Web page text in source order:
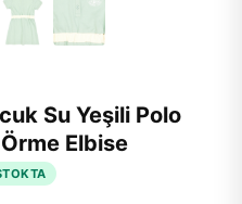
Su Yeşili Polo
Elbise